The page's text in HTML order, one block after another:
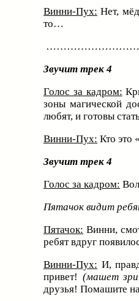
Винни-Пух: Нет,
то…
………………………
Звучит трек 4
Голос за кадром:
зоны магической
любят, и готовы
Винни-Пух: Кто это
Звучит трек 4
Голос за кадром:
Пятачок видит
Пятачок: Винни,
ребят вдруг
Винни-Пух: И,
привет! (машет
друзья! Помашите